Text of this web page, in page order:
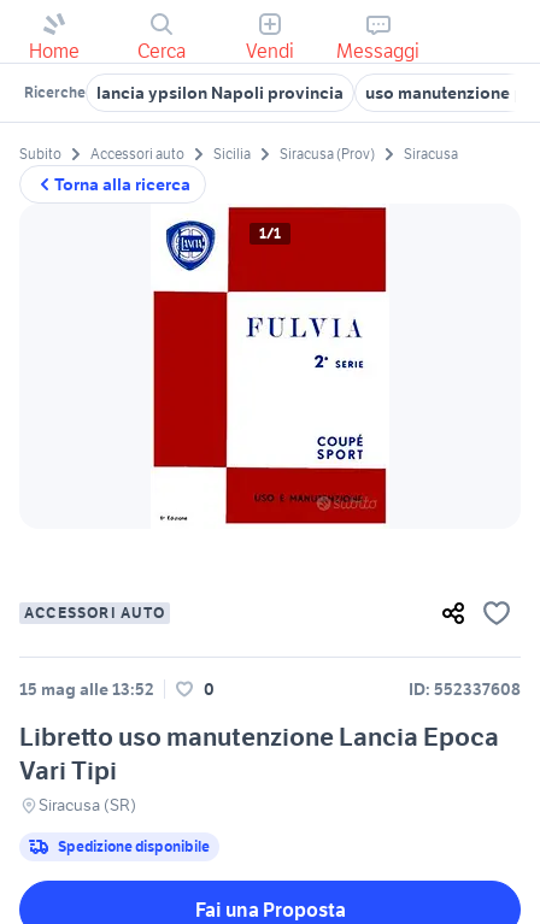
Home Cerca Vendi Messaggi
Ricerche lancia ypsilon Napoli provincia uso manutenzione
Torna alla ricerca
Subito Accessori auto Sicilia Siracusa (Prov) Siracusa
1/1
ACCESSORI AUTO
15 mag alle 13:52 0 ID: 552337608
Libretto uso manutenzione Lancia Epoca
Vari Tipi
Siracusa (SR)
Spedizione disponibile
Fai una Proposta